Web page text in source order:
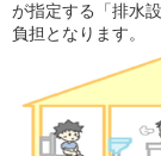
が指定する「排水
負担となります。